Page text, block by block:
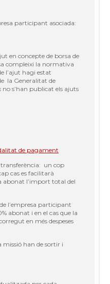
participant asociada:
en concepte de borsa de
compleixi la normativa
l’ajut hagi estat
la Generalitat de
s’han publicat els ajuts
de pagament
un cop
cas es facilitarà
abonat l’import total del
l’empresa participant
abonat i en el cas que la
en més despeses
missió han de sortir i